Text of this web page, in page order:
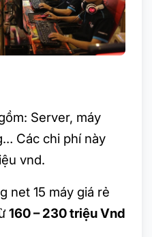
Server, máy
Các chi phí này
vnd.
net 15 máy giá rẻ
160 – 230 triệu Vnd